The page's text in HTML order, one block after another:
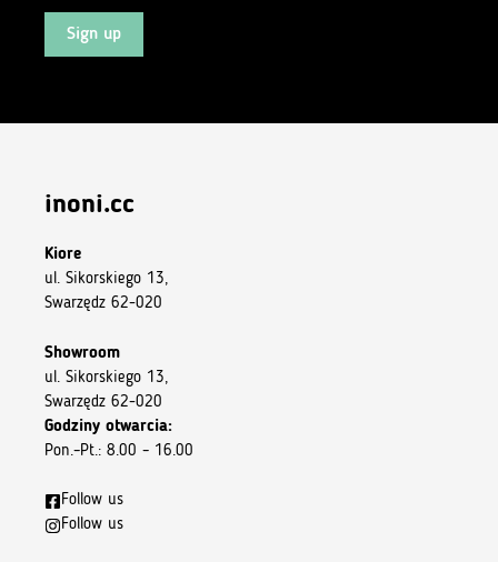
Sign up
inoni.cc
Kiore
ul. Sikorskiego 13,
Swarzędz 62-020
Showroom
ul. Sikorskiego 13,
Swarzędz 62-020
Godziny otwarcia:
Pon.–Pt.: 8.00 – 16.00
Follow us
Follow us